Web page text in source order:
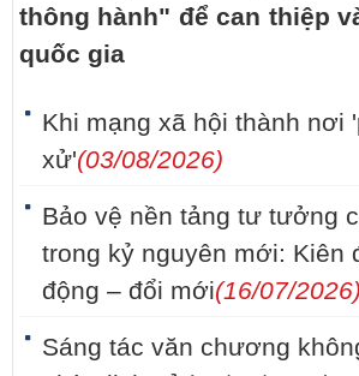
thông hành" để can thiệp
quốc gia
Khi mạng xã hội thành nơi
xử'(03/08/2026)
Bảo vệ nền tảng tư tưởng
trong kỷ nguyên mới: Kiên
động – đổi mới(16/07/2026)
Sáng tác văn chương